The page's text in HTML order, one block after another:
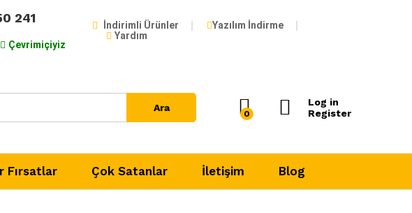
241
Çevrimiçiyiz
İndirimli Ürünler
Yazılım İndirme
Yardım
Ara
0
Log in
Register
Fırsatlar Çok Satanlar İletişim Blog